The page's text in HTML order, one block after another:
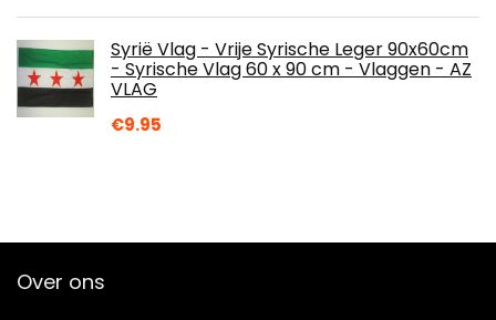
Syrië Vlag - Vrije Syrische Leger 90x60cm
- Syrische Vlag 60 x 90 cm - Vlaggen - AZ
VLAG
€9.95
Over ons